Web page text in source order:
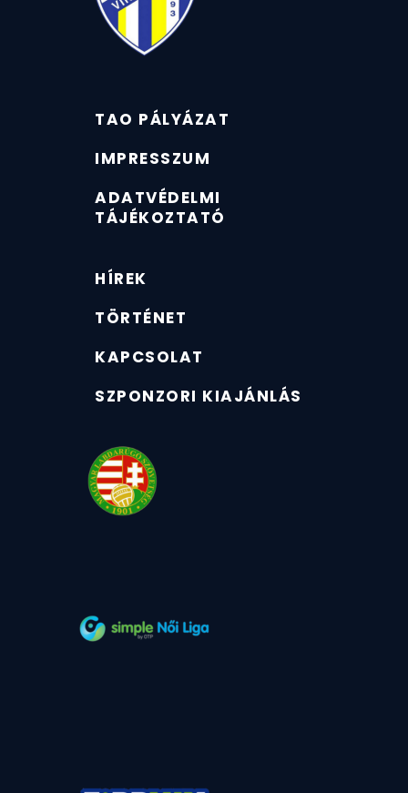
TAO PÁLYÁZAT
IMPRESSZUM
ADATVÉDELMI
TÁJÉKOZTATÓ
HÍREK
TÖRTÉNET
KAPCSOLAT
SZPONZORI KIAJÁNLÁS